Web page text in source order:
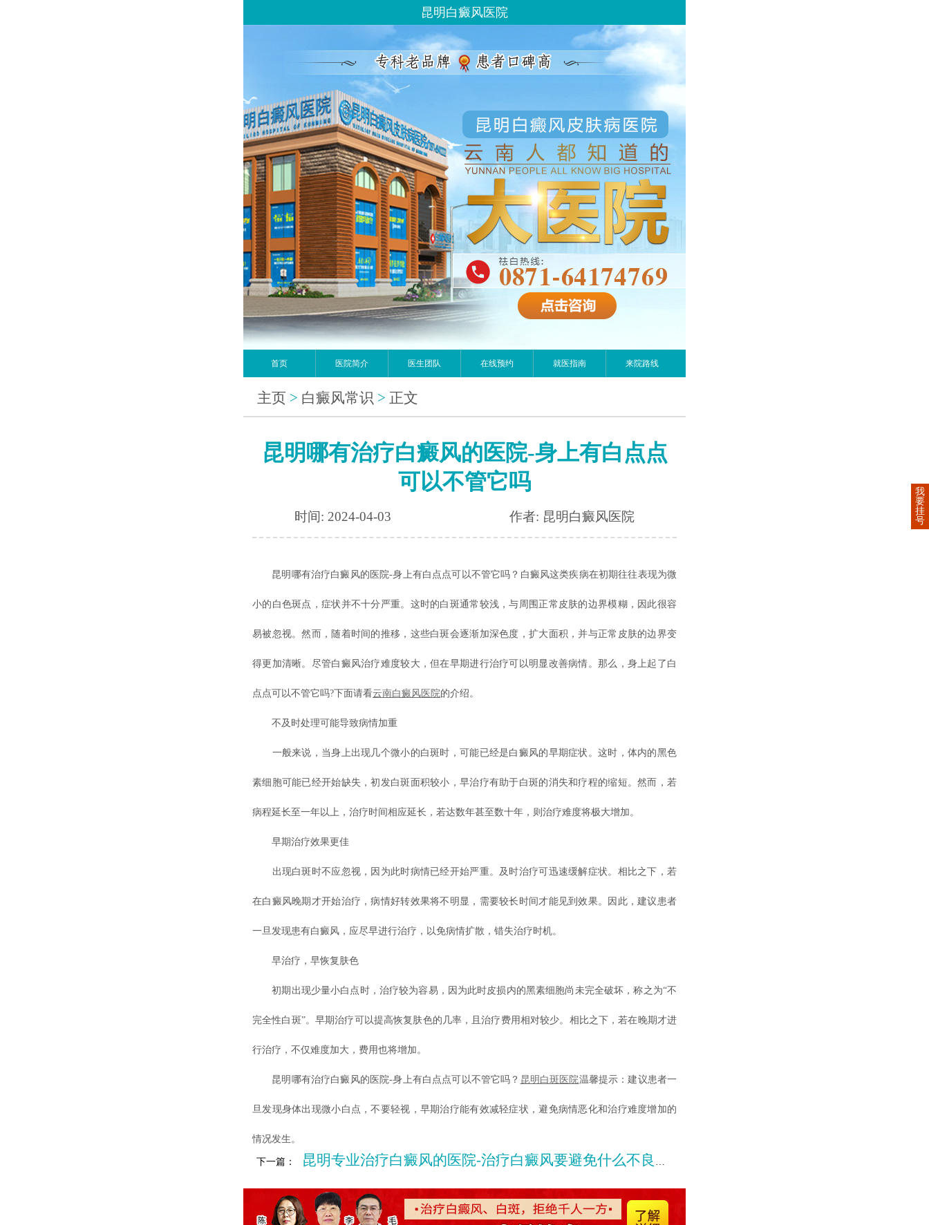
昆明白癜风医院
首页 医院简介 医生团队 在线预约 就医指南 来院路线
主页 > 白癜风常识 > 正文
昆明哪有治疗白癜风的医院-身上有白点点
可以不管它吗
时间: 2024-04-03 作者: 昆明白癜风医院
昆明哪有治疗白癜风的医院-身上有白点点可以不管它吗？白癜风这类疾病在初期往往表现为微
小的白色斑点，症状并不十分严重。这时的白斑通常较浅，与周围正常皮肤的边界模糊，因此很容
易被忽视。然而，随着时间的推移，这些白斑会逐渐加深色度，扩大面积，并与正常皮肤的边界变
得更加清晰。尽管白癜风治疗难度较大，但在早期进行治疗可以明显改善病情。那么，身上起了白
点点可以不管它吗?下面请看云南白癜风医院的介绍。
不及时处理可能导致病情加重
一般来说，当身上出现几个微小的白斑时，可能已经是白癜风的早期症状。这时，体内的黑色
素细胞可能已经开始缺失，初发白斑面积较小，早治疗有助于白斑的消失和疗程的缩短。然而，若
病程延长至一年以上，治疗时间相应延长，若达数年甚至数十年，则治疗难度将极大增加。
早期治疗效果更佳
出现白斑时不应忽视，因为此时病情已经开始严重。及时治疗可迅速缓解症状。相比之下，若
在白癜风晚期才开始治疗，病情好转效果将不明显，需要较长时间才能见到效果。因此，建议患者
一旦发现患有白癜风，应尽早进行治疗，以免病情扩散，错失治疗时机。
早治疗，早恢复肤色
初期出现少量小白点时，治疗较为容易，因为此时皮损内的黑素细胞尚未完全破坏，称之为“不
完全性白斑”。早期治疗可以提高恢复肤色的几率，且治疗费用相对较少。相比之下，若在晚期才进
行治疗，不仅难度加大，费用也将增加。
昆明哪有治疗白癜风的医院-身上有白点点可以不管它吗？ 昆明白斑医院温馨提示：建议患者一
旦发现身体出现微小白点，不要轻视，早期治疗能有效减轻症状，避免病情恶化和治疗难度增加的
情况发生。
下一篇： 昆明专业治疗白癜风的医院-治疗白癜风要避免什么不良因素
我
要
挂
号